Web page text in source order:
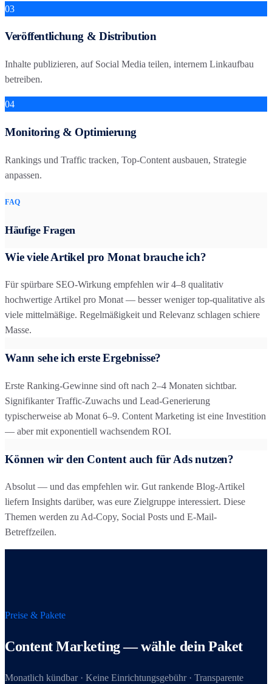
03
Veröffentlichung & Distribution
Inhalte publizieren, auf Social Media teilen, internem Linkaufbau
betreiben.
04
Monitoring & Optimierung
Rankings und Traffic tracken, Top-Content ausbauen, Strategie
anpassen.
FAQ
Häufige Fragen
Wie viele Artikel pro Monat brauche ich?
Für spürbare SEO-Wirkung empfehlen wir 4–8 qualitativ
hochwertige Artikel pro Monat — besser weniger top-qualitative als
viele mittelmäßige. Regelmäßigkeit und Relevanz schlagen schiere
Masse.
Wann sehe ich erste Ergebnisse?
Erste Ranking-Gewinne sind oft nach 2–4 Monaten sichtbar.
Signifikanter Traffic-Zuwachs und Lead-Generierung
typischerweise ab Monat 6–9. Content Marketing ist eine Investition
— aber mit exponentiell wachsendem ROI.
Können wir den Content auch für Ads nutzen?
Absolut — und das empfehlen wir. Gut rankende Blog-Artikel
liefern Insights darüber, was eure Zielgruppe interessiert. Diese
Themen werden zu Ad-Copy, Social Posts und E-Mail-
Betreffzeilen.
Preise & Pakete
Content Marketing— wähle dein Paket
Monatlich kündbar · Keine Einrichtungsgebühr · Transparente